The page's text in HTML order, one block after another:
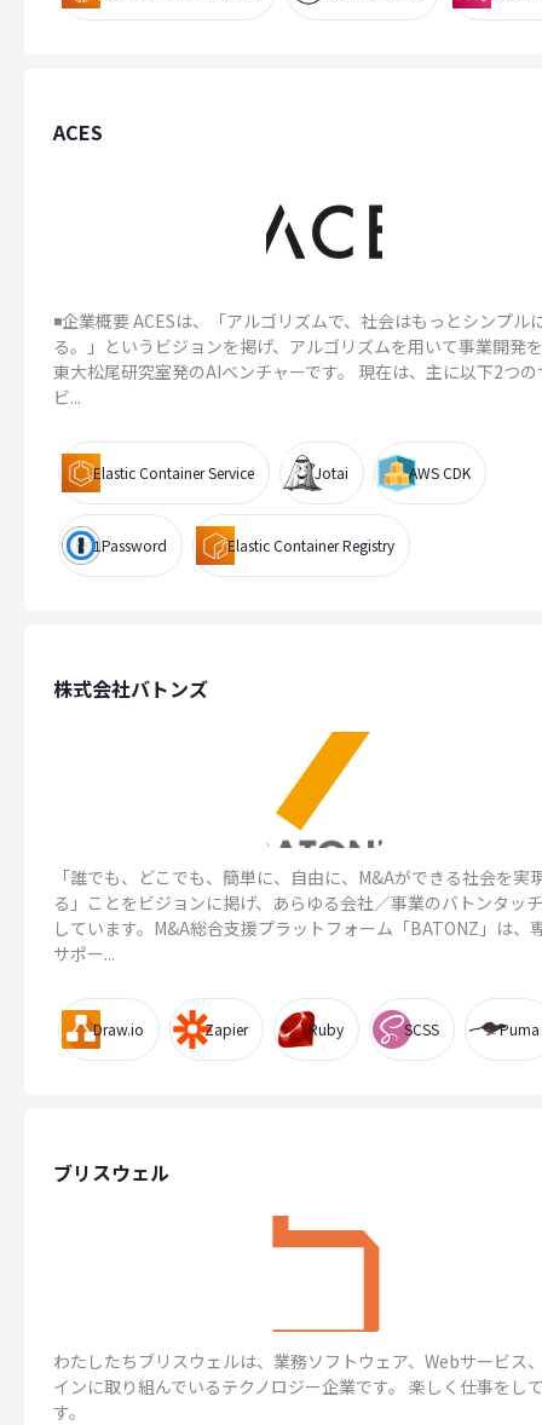
ACES
◾️企業概要 ACESは、「アルゴリズムで、社会はもっとシンプル
る。」というビジョンを掲げ、アルゴリズムを用いて事業開発
東大松尾研究室発のAIベンチャーです。 現在は、主に以下2つの
ビ...
Elastic Container Service Jotai AWS CDK
1Password Elastic Container Registry
株式会社バトンズ
「誰でも、どこでも、簡単に、自由に、M&Aができる社会を実
る」ことをビジョンに掲げ、あらゆる会社／事業のバトンタッ
しています。M&A総合支援プラットフォーム「BATONZ」は、
サポー...
Draw.io Zapier Ruby SCSS Puma
ブリスウェル
わたしたちブリスウェルは、業務ソフトウェア、Webサービス
インに取り組んでいるテクノロジー企業です。 楽しく仕事をし
す。